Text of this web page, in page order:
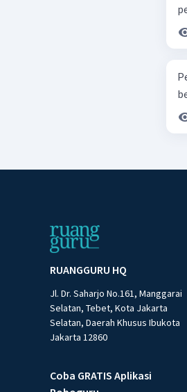
RUANGGURU HQ
Jl. Dr. Saharjo No.161, Manggarai
Selatan, Tebet, Kota Jakarta
Selatan, Daerah Khusus Ibukota
Jakarta 12860
Coba GRATIS Aplikasi